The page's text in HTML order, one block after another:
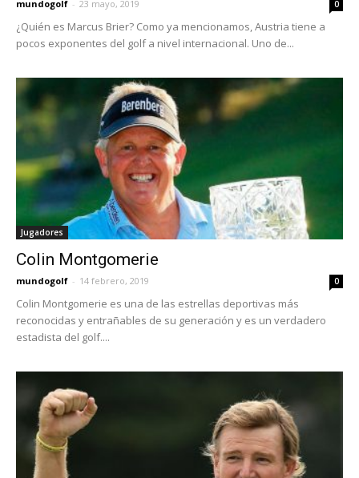
mundogolf - 23 mayo, 2019 0
¿Quién es Marcus Brier? Como ya mencionamos, Austria tiene a
pocos exponentes del golf a nivel internacional. Uno de...
Jugadores
Colin Montgomerie
mundogolf - 14 febrero, 2019 0
Colin Montgomerie es una de las estrellas deportivas más
reconocidas y entrañables de su generación y es un verdadero
estadista del golf....